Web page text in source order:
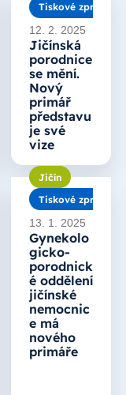
Tiskové zprávy
12. 2. 2025
Jičínská
porodnice
se mění.
Nový
primář
představu
je své
vize
Jičín
Tiskové zprávy
13. 1. 2025
Gynekolo
gicko-
porodnick
é oddělení
jičínské
nemocnic
e má
nového
primáře